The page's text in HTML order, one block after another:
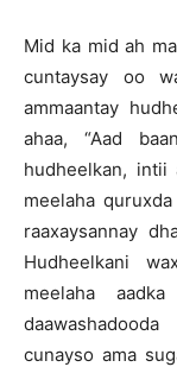
Mid ka mid ah
cuntaysay oo
ammaantay
ahaa, “Aad
hudheelkan, intii
meelaha
raaxaysannay
Hudheelkani
meelaha
cunayso ama